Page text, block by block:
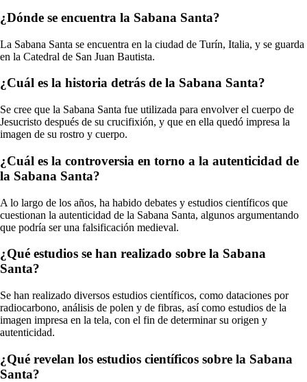
¿Dónde se encuentra la Sabana Santa?
La Sabana Santa se encuentra en la ciudad de Turín, Italia, y se guarda
en la Catedral de San Juan Bautista.
¿Cuál es la historia detrás de la Sabana Santa?
Se cree que la Sabana Santa fue utilizada para envolver el cuerpo de
Jesucristo después de su crucifixión, y que en ella quedó impresa la
imagen de su rostro y cuerpo.
¿Cuál es la controversia en torno a la autenticidad de
la Sabana Santa?
A lo largo de los años, ha habido debates y estudios científicos que
cuestionan la autenticidad de la Sabana Santa, algunos argumentando
que podría ser una falsificación medieval.
¿Qué estudios se han realizado sobre la Sabana
Santa?
Se han realizado diversos estudios científicos, como dataciones por
radiocarbono, análisis de polen y de fibras, así como estudios de la
imagen impresa en la tela, con el fin de determinar su origen y
autenticidad.
¿Qué revelan los estudios científicos sobre la Sabana
Santa?